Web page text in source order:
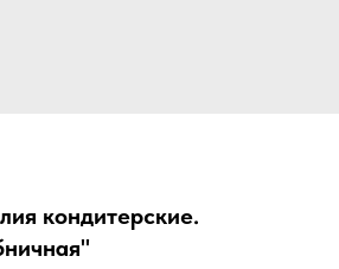
кондитерские.